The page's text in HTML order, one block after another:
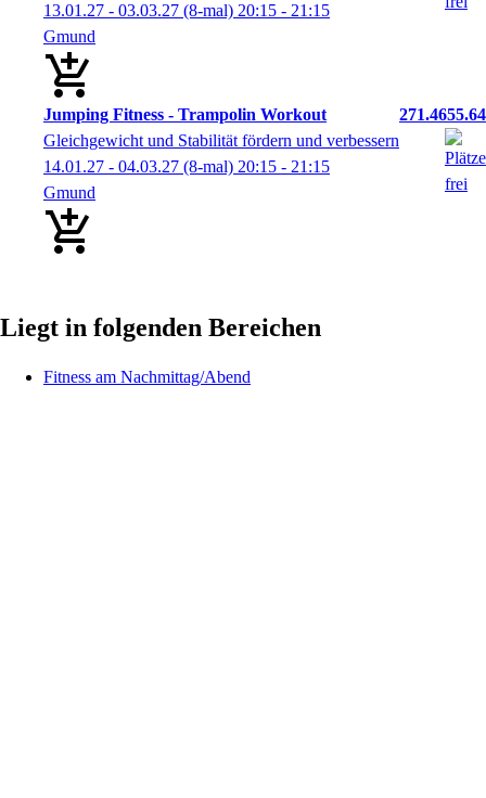
13.01.27 - 03.03.27 (8-mal) 20:15 - 21:15
Gmund
Jumping Fitness - Trampolin Workout
271.4655.64
Gleichgewicht und Stabilität fördern und verbessern
14.01.27 - 04.03.27 (8-mal) 20:15 - 21:15
Gmund
Liegt in folgenden Bereichen
Fitness am Nachmittag/Abend